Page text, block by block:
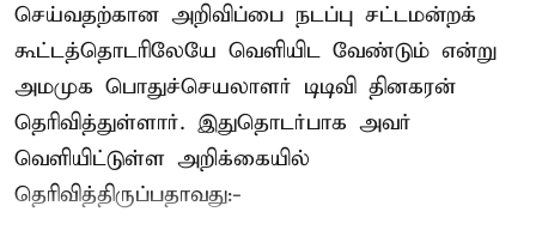
செய்வதற்கான அறிவிப்பை நடப்பு சட்டமன்றக்
கூட்டத்தொடரிலேயே வெளியிட வேண்டும் என்று
அமமுக பொதுச்செயலாளர் டிடிவி தினகரன்
தெரிவித்துள்ளார். இதுதொடர்பாக அவர்
வெளியிட்டுள்ள அறிக்கையில்
தெரிவித்திருப்பதாவது:-